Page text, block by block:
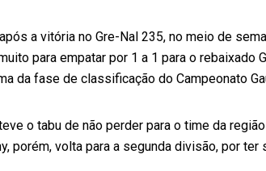
a vitória no Gre-Nal 235, no meio de
para empatar por 1 a 1 para o rebaixado
da fase de classificação do Campeonato
o tabu de não perder para o time da
porém, volta para a segunda divisão, por